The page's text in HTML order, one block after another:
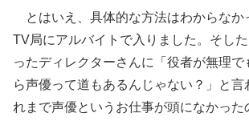
とはいえ、具体的な方法はわからなか
TV局にアルバイトで入りました。そし
ったディレクターさんに「役者が無理
ら声優って道もあるんじゃない？」と言
れまで声優というお仕事が頭になかった